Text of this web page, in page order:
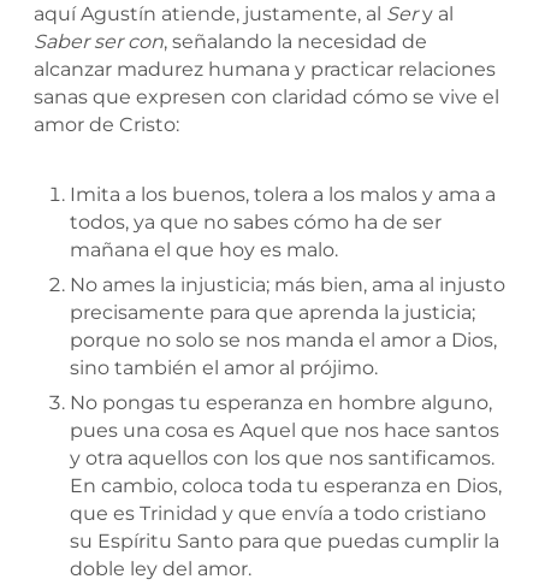
aquí Agustín atiende, justamente, al Sery al
Saber ser con, señalando la necesidad de
alcanzar madurez humana y practicar relaciones
sanas que expresen con claridad cómo se vive el
amor de Cristo:
Imita a los buenos, tolera a los malos y ama a
todos, ya que no sabes cómo ha de ser
mañana el que hoy es malo.
No ames la injusticia; más bien, ama al injusto
precisamente para que aprenda la justicia;
porque no solo se nos manda el amor a Dios,
sino también el amor al prójimo.
No pongas tu esperanza en hombre alguno,
pues una cosa es Aquel que nos hace santos
y otra aquellos con los que nos santificamos.
En cambio, coloca toda tu esperanza en Dios,
que es Trinidad y que envía a todo cristiano
su Espíritu Santo para que puedas cumplir la
doble ley del amor.